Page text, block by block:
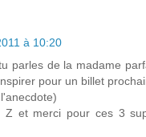
à 10:20
parles de la madame
pour un billet
Z et merci pour ces 3